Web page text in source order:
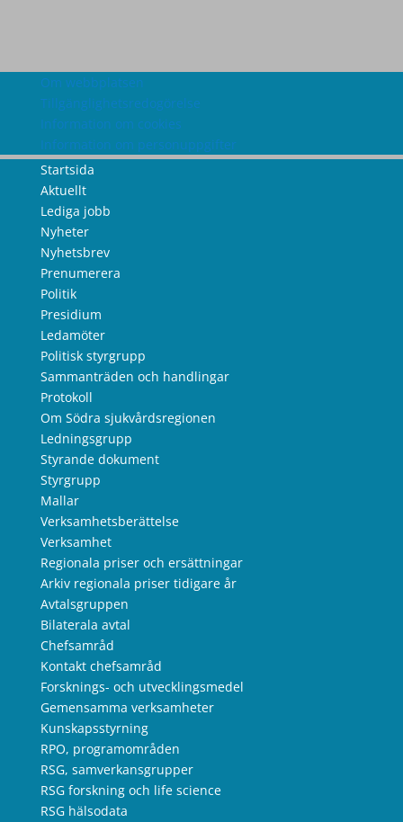
Om webbplatsen
Tillgänglighetsredogörelse
Information om cookies
Information om personuppgifter
Startsida
Aktuellt
Lediga jobb
Nyheter
Nyhetsbrev
Prenumerera
Politik
Presidium
Ledamöter
Politisk styrgrupp
Sammanträden och handlingar
Protokoll
Om Södra sjukvårdsregionen
Ledningsgrupp
Styrande dokument
Styrgrupp
Mallar
Verksamhetsberättelse
Verksamhet
Regionala priser och ersättningar
Arkiv regionala priser tidigare år
Avtalsgruppen
Bilaterala avtal
Chefsamråd
Kontakt chefsamråd
Forsknings- och utvecklingsmedel
Gemensamma verksamheter
Kunskapsstyrning
RPO, programområden
RSG, samverkansgrupper
RSG forskning och life science
RSG hälsodata